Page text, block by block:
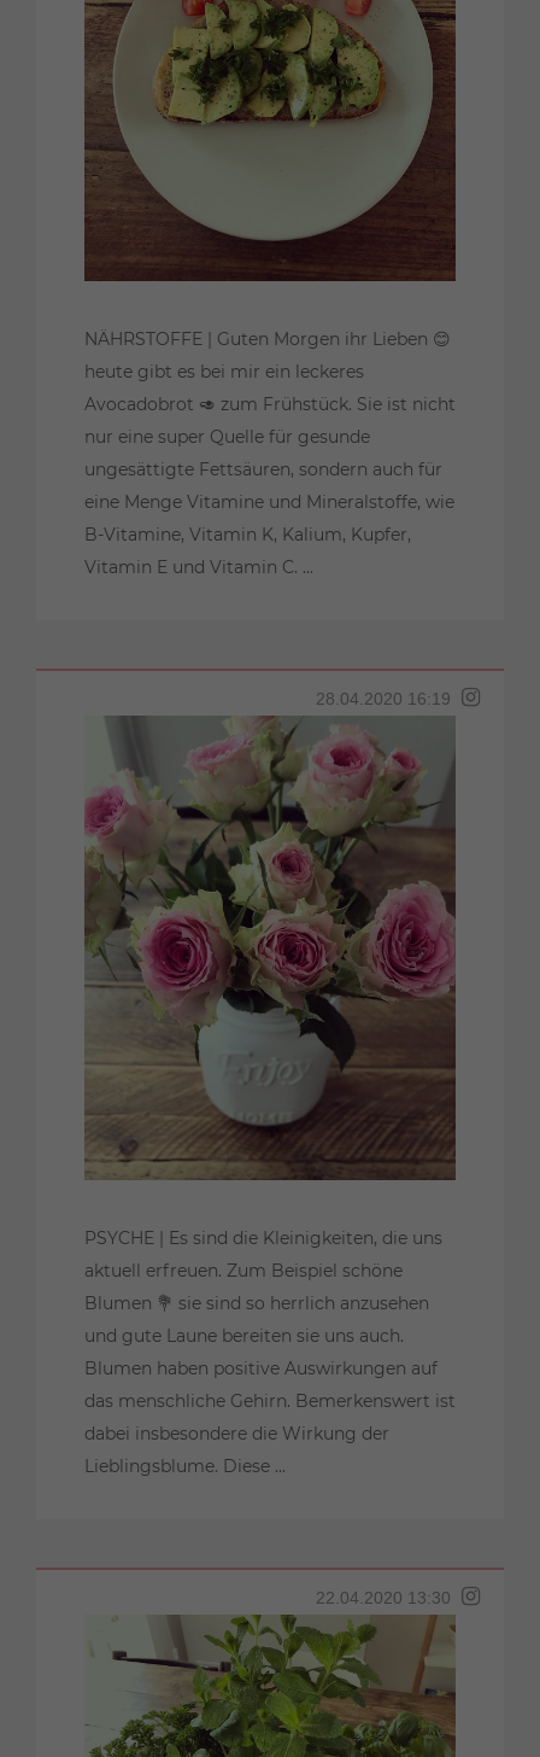
NÄHRSTOFFE | Guten Morgen ihr Lieben 😊
heute gibt es bei mir ein leckeres
Avocadobrot 🥑 zum Frühstück. Sie ist nicht
nur eine super Quelle für gesunde
ungesättigte Fettsäuren, sondern auch für
eine Menge Vitamine und Mineralstoffe, wie
B-Vitamine, Vitamin K, Kalium, Kupfer,
Vitamin E und Vitamin C. ...
28.04.2020 16:19
PSYCHE | Es sind die Kleinigkeiten, die uns
aktuell erfreuen. Zum Beispiel schöne
Blumen 💐 sie sind so herrlich anzusehen
und gute Laune bereiten sie uns auch.
Blumen haben positive Auswirkungen auf
das menschliche Gehirn. Bemerkenswert ist
dabei insbesondere die Wirkung der
Lieblingsblume. Diese ...
22.04.2020 13:30